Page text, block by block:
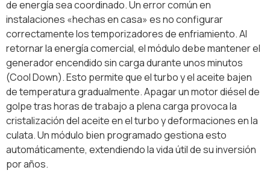
de energía sea coordinado. Un error común en
instalaciones «hechas en casa» es no configurar
correctamente los temporizadores de enfriamiento. Al
retornar la energía comercial, el módulo debe mantener el
generador encendido sin carga durante unos minutos
(Cool Down). Esto permite que el turbo y el aceite bajen
de temperatura gradualmente. Apagar un motor diésel de
golpe tras horas de trabajo a plena carga provoca la
cristalización del aceite en el turbo y deformaciones en la
culata. Un módulo bien programado gestiona esto
automáticamente, extendiendo la vida útil de su inversión
por años.